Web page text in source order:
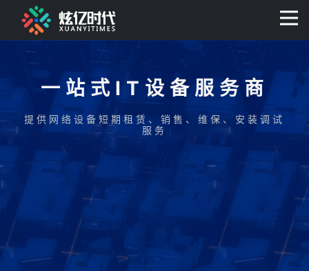
一站式IT设备服务商
提供网络设备短期租赁、销售、维保、安装调试
服务